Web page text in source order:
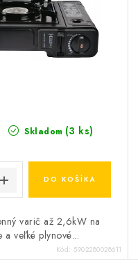
Skladom (3 ks)
DO KOŠÍKA
varič až 2,6kW na
a veľké plynové...
Kód: 5902280028611